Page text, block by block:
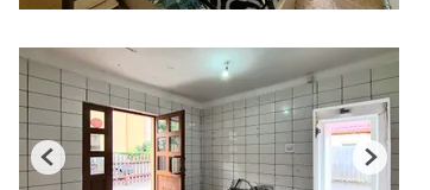
Previous Next